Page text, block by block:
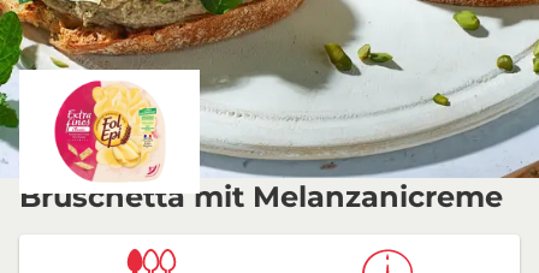
Bruschetta mit Melanzanicreme